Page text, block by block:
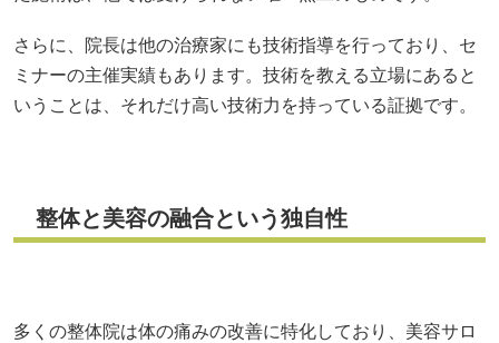
さらに、院長は他の治療家にも技術指導を行っており、セ
ミナーの主催実績もあります。技術を教える立場にあると
いうことは、それだけ高い技術力を持っている証拠です。
整体と美容の融合という独自性
多くの整体院は体の痛みの改善に特化しており、美容サロ